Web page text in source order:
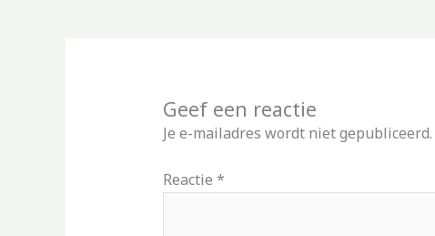
Geef een reactie
Je e-mailadres wordt niet gepubliceerd.
Reactie *